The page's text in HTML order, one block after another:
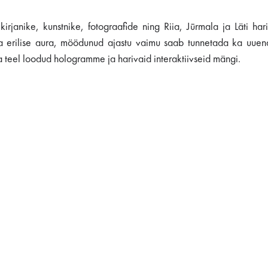
kunstnike, fotograafide ning Riia, Jūrmala ja Läti
aura, möödunud ajastu vaimu saab tunnetada ka
teel loodud hologramme ja harivaid interaktiivseid mängi.